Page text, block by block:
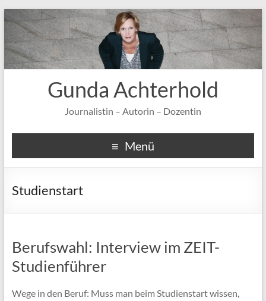
Gunda Achterhold
Journalistin – Autorin – Dozentin
Menü
Studienstart
Berufswahl: Interview im ZEIT-
Studienführer
Wege in den Beruf: Muss man beim Studienstart wissen,